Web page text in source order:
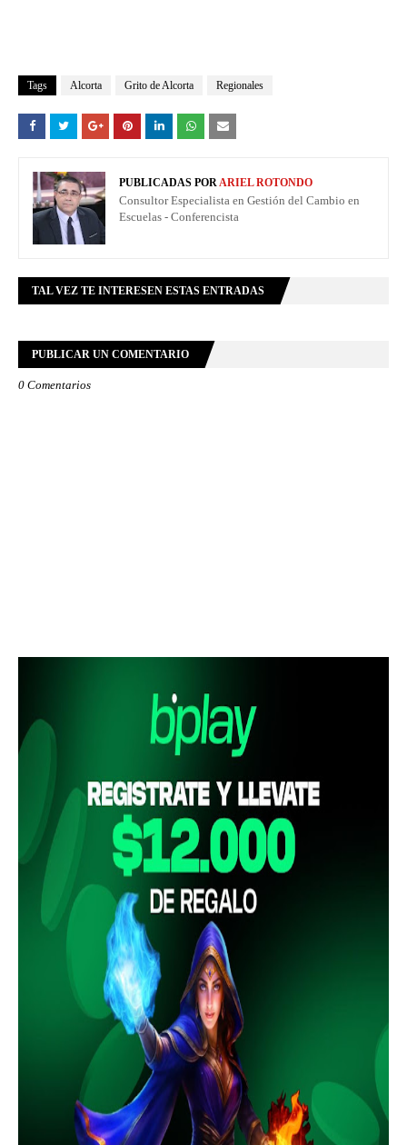
Tags Alcorta Grito de Alcorta Regionales
PUBLICADAS PORARIEL ROTONDO
Consultor Especialista en Gestión del Cambio en
Escuelas - Conferencista
TAL VEZ TE INTERESEN ESTAS ENTRADAS
PUBLICAR UN COMENTARIO
0 Comentarios